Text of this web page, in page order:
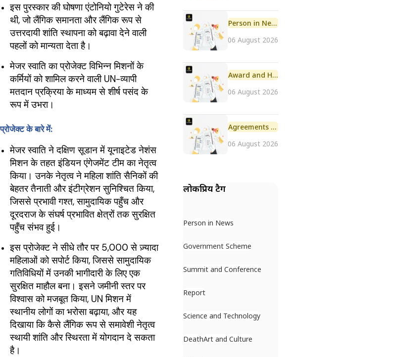
इस पुरस्कार की घोषणा एंटोनियो गुटेरेस ने की
थी, जो लैंगिक समानता और लैंगिक रूप से
उत्तरदायी शांति स्थापना को बढ़ावा देने वाली
पहलों को मान्यता देता है।
मेजर स्वाति का प्रोजेक्ट विभिन्न मिशनों के
कर्मियों को शामिल करने वाली UN-व्यापी
मतदान प्रक्रिया के माध्यम से शीर्ष पसंद के
रूप में उभरा।
प्रोजेक्ट के बारे में:
मेजर स्वाति ने दक्षिण सूडान में यूनाइटेड नेशंस
मिशन के तहत इंडियन एंगेजमेंट टीम का नेतृत्व
किया। उनके नेतृत्व ने महिला शांति सैनिकों की
बेहतर तैनाती और इंटीग्रेशन सुनिश्चित किया,
जिससे प्रभावी गश्त, सामुदायिक पहुँच और
दूरदराज के संघर्ष प्रभावित क्षेत्रों तक सुरक्षित
पहुँच संभव हुई।
इस प्रोजेक्ट ने सीधे तौर पर 5,000 से ज़्यादा
महिलाओं को सपोर्ट किया, जिससे सामुदायिक
गतिविधियों में उनकी भागीदारी के लिए एक
सुरक्षित माहौल बना। इसने जमीनी स्तर पर
विश्वास को मजबूत किया, UN मिशन में
स्थानीय लोगों का भरोसा बढ़ाया, और यह
दिखाया कि कैसे लैंगिक रूप से समावेशी नेतृत्व
स्थायी शांति और स्थिरता में योगदान दे सकता
है।
Person in News
06 August 2026
Award and Honour
06 August 2026
Agreements and MoU
06 August 2026
लोकप्रिय टैग
Person in News
Government Scheme
Summit and Conference
Report
Science and Technology
DeathArt and Culture